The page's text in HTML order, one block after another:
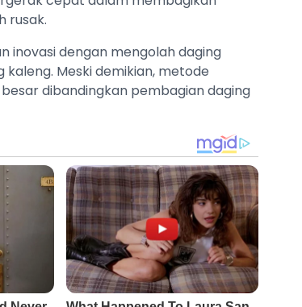
rusak.
inovasi dengan mengolah daging
Meski demikian, metode
dibandingkan pembagian daging